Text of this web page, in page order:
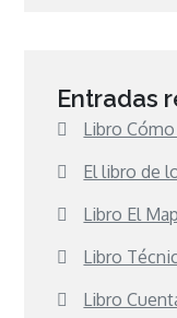
Entradas
Libro
El libro de
Libro El
Libro
Libro